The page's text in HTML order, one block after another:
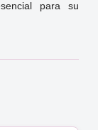
para su